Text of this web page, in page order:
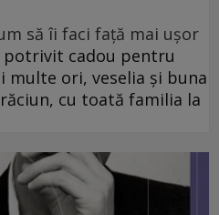
să îi faci față mai ușor
potrivit cadou pentru
multe ori, veselia și buna
cu toată familia la